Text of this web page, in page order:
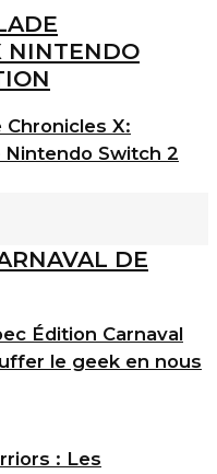
X:
Switch 2
Édition Carnaval
le geek en nous
: Les